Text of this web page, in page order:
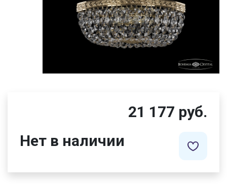
21 177 руб.
Нет в наличии